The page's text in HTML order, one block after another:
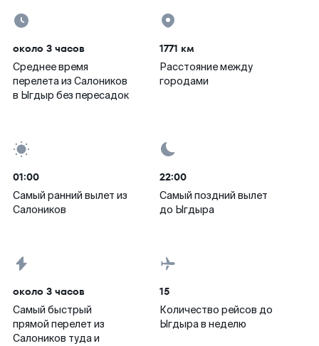
около 3 часов
Среднее время
перелета из Салоников
в Ыгдыр без пересадок
1771 км
Расстояние между
городами
01:00
Самый ранний вылет из
Салоников
22:00
Самый поздний вылет
до Ыгдыра
около 3 часов
Самый быстрый
прямой перелет из
Салоников туда и
15
Количество рейсов до
Ыгдыра в неделю